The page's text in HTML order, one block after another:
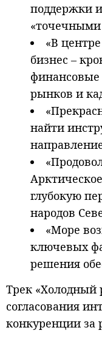
поддержки
«точечными
«В
бизнес –
финансовые
рынков и
найти
глубокую
народов
«Море
ключевых
решения
Трек «Холодный
согласования
конкуренции за